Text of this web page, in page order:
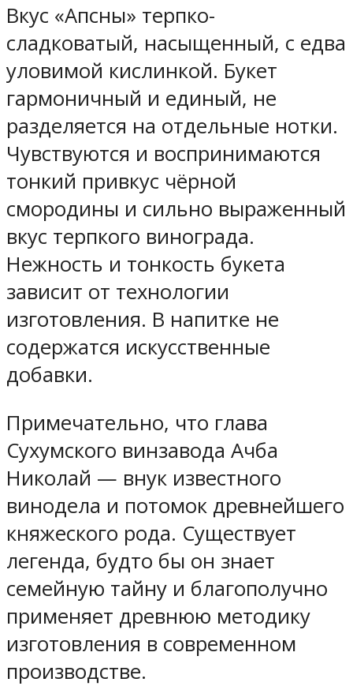
Вкус «Апсны» терпко-
сладковатый, насыщенный, с едва
уловимой кислинкой. Букет
гармоничный и единый, не
разделяется на отдельные нотки.
Чувствуются и воспринимаются
тонкий привкус чёрной
смородины и сильно выраженный
вкус терпкого винограда.
Нежность и тонкость букета
зависит от технологии
изготовления. В напитке не
содержатся искусственные
добавки.
Примечательно, что глава
Сухумского винзавода Ачба
Николай — внук известного
винодела и потомок древнейшего
княжеского рода. Существует
легенда, будто бы он знает
семейную тайну и благополучно
применяет древнюю методику
изготовления в современном
производстве.